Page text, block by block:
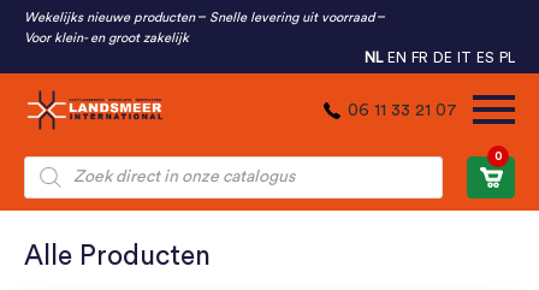
Wekelijks nieuwe producten
Snelle levering uit voorraad
Voor klein- en groot zakelijk
NL EN FR DE IT ES PL
06 11 33 21 07
Producten
zoeken
0
Alle Producten